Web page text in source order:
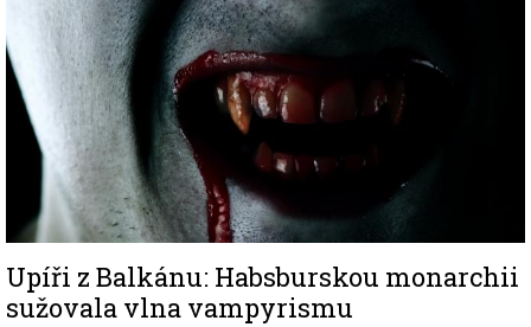
Upíři z Balkánu: Habsburskou monarchii
sužovala vlna vampyrismu